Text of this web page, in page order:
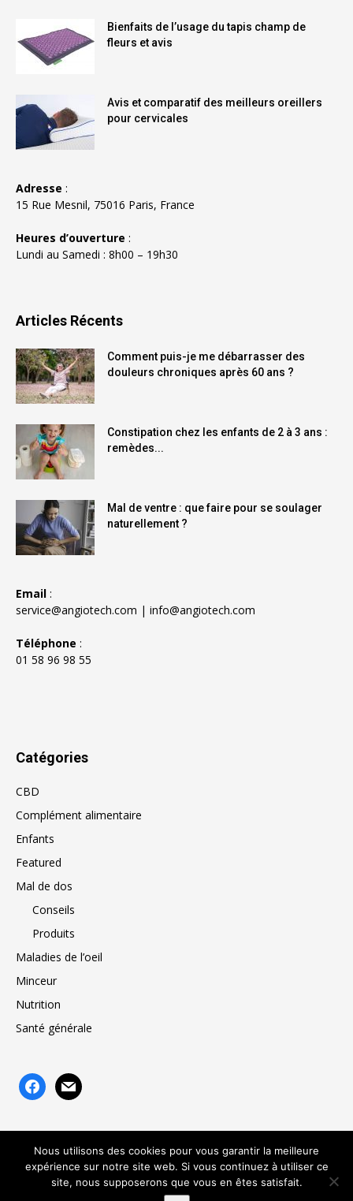
Bienfaits de l’usage du tapis champ de
fleurs et avis
Avis et comparatif des meilleurs oreillers
pour cervicales
Adresse :
15 Rue Mesnil, 75016 Paris, France
Heures d’ouverture :
Lundi au Samedi : 8h00 – 19h30
Articles Récents
Comment puis-je me débarrasser des
douleurs chroniques après 60 ans ?
Constipation chez les enfants de 2 à 3 ans :
remèdes...
Mal de ventre : que faire pour se soulager
naturellement ?
Email :
service@angiotech.com | info@angiotech.com
Téléphone :
01 58 96 98 55
Catégories
CBD
Complément alimentaire
Enfants
Featured
Mal de dos
Conseils
Produits
Maladies de l’oeil
Minceur
Nutrition
Santé générale
facebookmail
Angiotech À propos de nous Mentions légales
Contact
Plan du site
Mon compte
Nous utilisons des cookies pour vous garantir la meilleure
expérience sur notre site web. Si vous continuez à utiliser ce
site, nous supposerons que vous en êtes satisfait.